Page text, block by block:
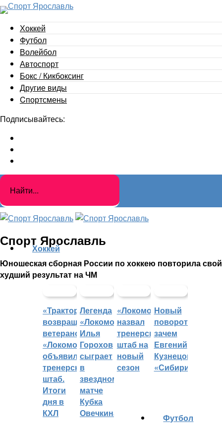
Хоккей
Футбол
Волейбол
Автоспорт
Бокс / Кикбоксинг
Другие виды
Cпортсмены
Подписывайтесь:
Спорт Ярославль
Юношеская сборная России по хоккею повторила свой
худший результат на ЧМ
Хоккей
«Трактор»
возвращает
ветеранов,
«Локомотив»
объявил
тренерский
штаб.
Итоги
дня в
КХЛ
Легенда
«Локомотива»
Илья
Горохов
сыграет
в
звездном
матче
Кубка
Овечкина
«Локомотив»
назвал
тренерский
штаб на
новый
сезон
Новый
поворот:
зачем
Евгений
Кузнецов
«Сибири»?
Футбол